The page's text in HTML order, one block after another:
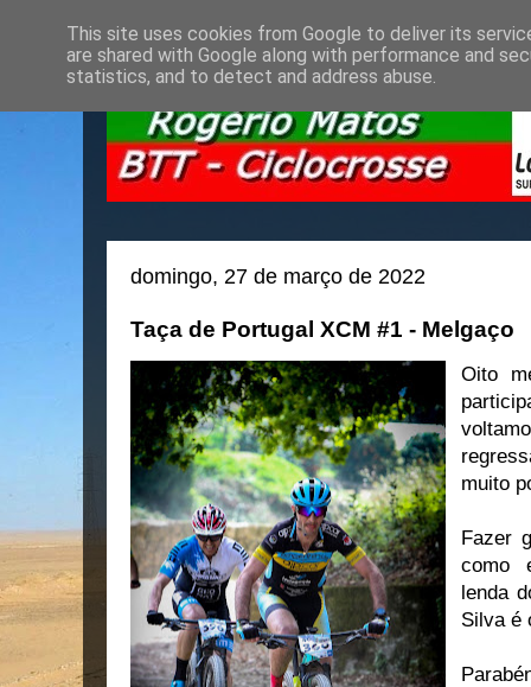
domingo, 27 de março de 2022
Taça de Portugal XCM #1 - Melgaço
Oito
muito
Fazer
como
lenda
Silva é
This site uses cookies from Google to deliver its
are shared with Google along with performance and
statistics, and to detect and address abuse.